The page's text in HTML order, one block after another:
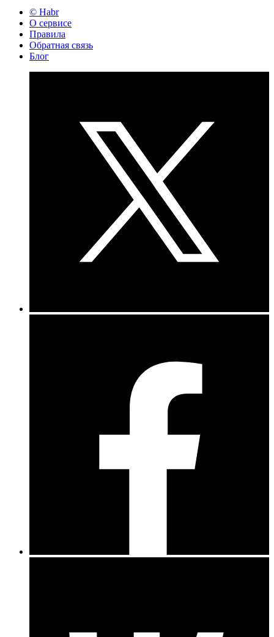
© Habr
О сервисе
Правила
Обратная связь
Блог